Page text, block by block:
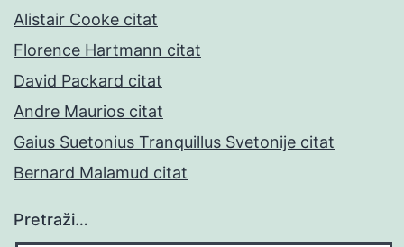
Alistair Cooke citat
Florence Hartmann citat
David Packard citat
Andre Maurios citat
Gaius Suetonius Tranquillus Svetonije citat
Bernard Malamud citat
Pretraži…